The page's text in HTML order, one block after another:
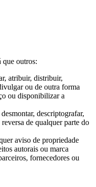
que outros:
atribuir, distribuir,
ou de outra forma
ou disponibilizar a
descriptografar,
de qualquer parte do
aviso de propriedade
autorais ou marca
fornecedores ou